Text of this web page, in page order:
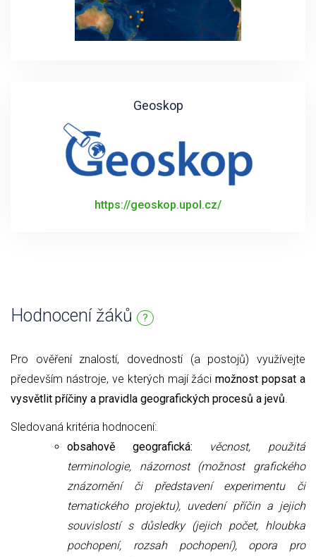
Geoskop
https://geoskop.upol.cz/
Hodnocení žáků ?
Pro ověření znalostí, dovedností (a postojů) využívejte
především nástroje, ve kterých mají žácimožnost popsat a
vysvětlit příčiny a pravidla geografických procesů a jevů
Sledovaná kritéria hodnocení:
obsahově geografická: věcnost, použitá
terminologie, názornost (možnost grafického
znázornění či představení experimentu či
tematického projektu), uvedení příčin a jejich
souvislostí s důsledky (jejich počet, hloubka
pochopení, rozsah pochopení), opora pro